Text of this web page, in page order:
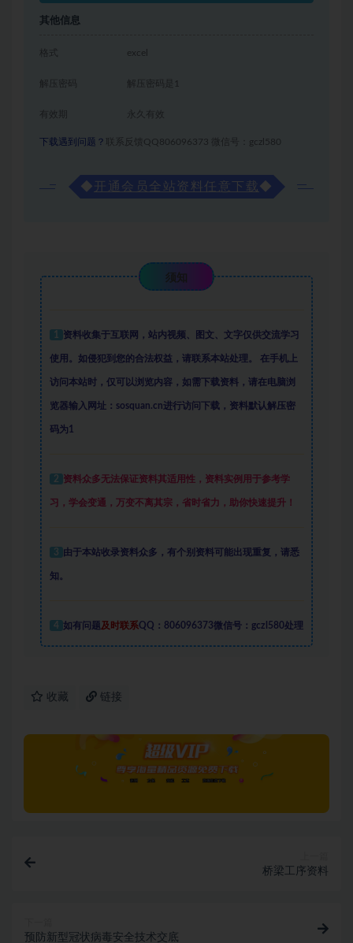
其他信息
格式 excel
解压密码是1
有效期 永久有效
下载遇到问题？ 联系反馈QQ806096373 微信号：gczl580
◆ 开通会员全站资料任意下载◆
须知
1 资料收集于互联网 ， 站内视频、图文、文字仅供交流学习
使用。如侵犯到您的合法权益，请联系本站处理。 在手机上
访问本站时，仅可以浏览内容，如需下载资料，请在电脑浏
览器输入网址：sosquan.cn进行访问下载， 资料默认解压密
码为1
2 资料众多无法保证资料其适用性，资料实例 用于参考学
习，学会变通，万变不离其宗，省时省力，助你快速提升！
3 由于本站收录资料众多，有个别资料可能出现重复，请悉
知。
4 如有问题及时联系QQ：806096373微信号：gczl580处理
收藏 链接
桥梁工序资料
预防新型冠状病毒安全技术交底